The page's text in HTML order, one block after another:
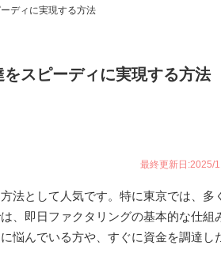
ディに実現する方法
スピーディに実現する方法
最終更新日:2025/
法として人気です。特に東京では、多
、即日ファクタリングの基本的な仕組
悩んでいる方や、すぐに資金を調達し